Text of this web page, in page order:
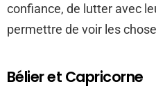
confiance, de lutter avec
permettre de voir les
Bélier et Capricorne